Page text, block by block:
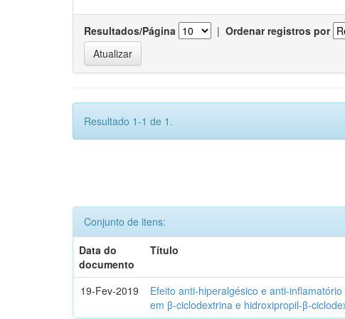
Resultados/Página | Ordenar registros por
Resultado 1-1 de 1.
Conjunto de itens:
Data do
documento
Título
19-Fev-2019
Efeito anti-hiperalgésico e anti-
em β-ciclodextrina e hidroxipropil-β-